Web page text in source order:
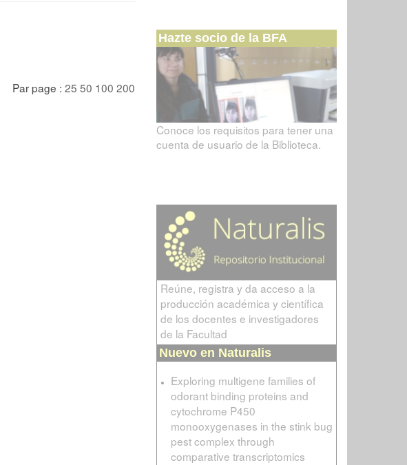
Par page : 25 50 100 200
Hazte socio de la BFA
Conoce los requisitos para tener una
cuenta de usuario de la Biblioteca.
Reúne, registra y da acceso a la
producción académica y científica
de los docentes e investigadores
de la Facultad
Nuevo en Naturalis
Exploring multigene families of
odorant binding proteins and
cytochrome P450
monooxygenases in the stink bug
pest complex through
comparative transcriptomics